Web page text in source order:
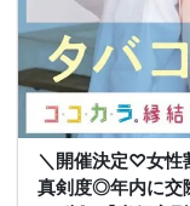
＼開催決定♡女性
真剣度◎年内に交